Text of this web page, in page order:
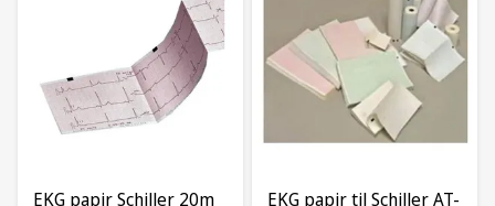
EKG papir Schiller 20m
EKG papir til Schiller AT-